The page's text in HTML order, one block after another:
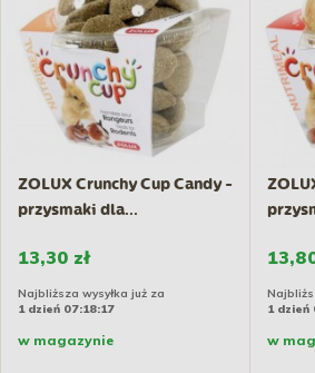
ZOLUX Crunchy Cup Candy -
przysmaki dla...
13,30 zł
Najbliższa wysyłka już za
1 dzień 07:18:17
w magazynie
1 dzień
w